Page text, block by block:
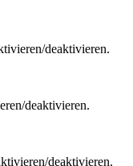
deaktivieren.
deaktivieren.
deaktivieren.